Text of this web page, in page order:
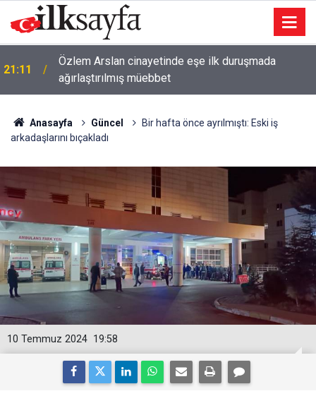
21:11
Özlem Arslan cinayetinde eşe ilk duruşmada
ağırlaştırılmış müebbet
Anasayfa Güncel
Bir hafta önce ayrılmıştı: Eski iş
arkadaşlarını bıçakladı
19:58
10 Temmuz 2024